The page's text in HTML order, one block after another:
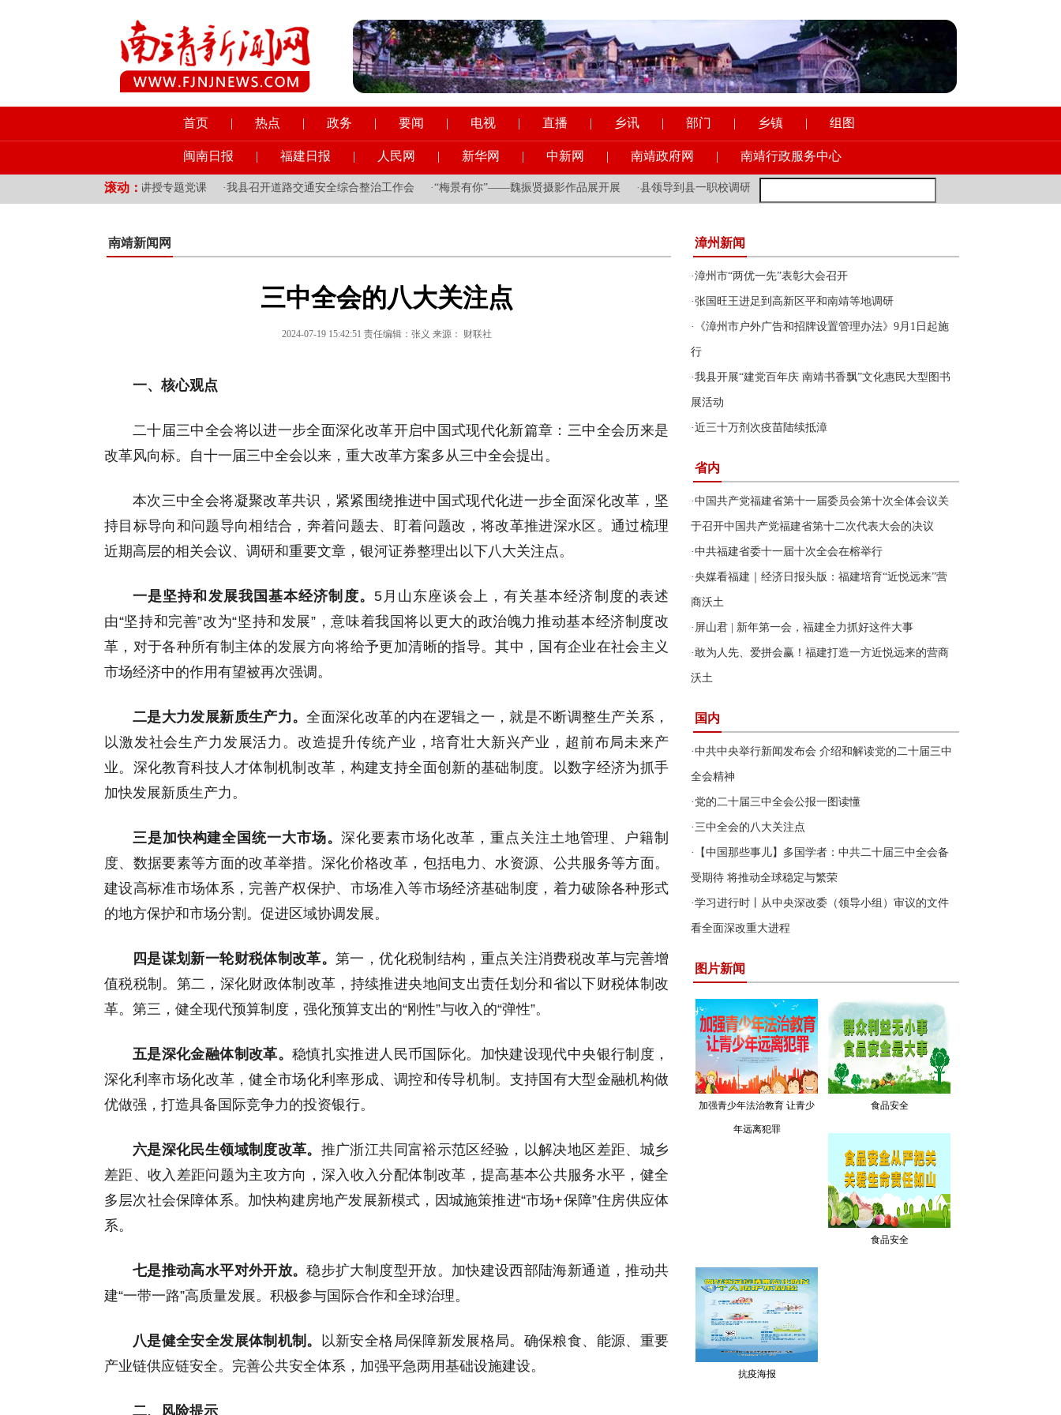
首页 | 热点 | 政务 | 要闻 | 电视 | 直播 | 乡讯 | 部门 | 乡镇 | 组图
闽南日报 | 福建日报 | 人民网 | 新华网 | 中新网 | 南靖政府网 | 南靖行政服务中心
滚动：
和挂钩乡镇党员干部讲授专题党课 ·我县召开道路交通安全综合整治工作会 ·“梅景有你”——魏振贤摄影作品展开展 ·县领导到县一职校调研意识形态工作
南靖新闻网
三中全会的八大关注点
2024-07-19 15:42:51 责任编辑：张义 来源： 财联社
一、核心观点
二十届三中全会将以进一步全面深化改革开启中国式现代化新篇章：三中全会历来是
改革风向标。自十一届三中全会以来，重大改革方案多从三中全会提出。
本次三中全会将凝聚改革共识，紧紧围绕推进中国式现代化进一步全面深化改革，坚
持目标导向和问题导向相结合，奔着问题去、盯着问题改，将改革推进深水区。通过梳理
近期高层的相关会议、调研和重要文章，银河证券整理出以下八大关注点。
一是坚持和发展我国基本经济制度。 5月山东座谈会上，有关基本经济制度的表述
由“坚持和完善”改为“坚持和发展”，意味着我国将以更大的政治魄力推动基本经济制度改
革，对于各种所有制主体的发展方向将给予更加清晰的指导。其中，国有企业在社会主义
市场经济中的作用有望被再次强调。
二是大力发展新质生产力。全面深化改革的内在逻辑之一，就是不断调整生产关系，
以激发社会生产力发展活力。改造提升传统产业，培育壮大新兴产业，超前布局未来产
业。深化教育科技人才体制机制改革，构建支持全面创新的基础制度。以数字经济为抓手
加快发展新质生产力。
三是加快构建全国统一大市场。深化要素市场化改革，重点关注土地管理、户籍制
度、数据要素等方面的改革举措。深化价格改革，包括电力、水资源、公共服务等方面。
建设高标准市场体系，完善产权保护、市场准入等市场经济基础制度，着力破除各种形式
的地方保护和市场分割。促进区域协调发展。
四是谋划新一轮财税体制改革。第一，优化税制结构，重点关注消费税改革与完善增
值税税制。第二，深化财政体制改革，持续推进央地间支出责任划分和省以下财税体制改
革。第三，健全现代预算制度，强化预算支出的“刚性”与收入的“弹性”。
五是深化金融体制改革。 稳慎扎实推进人民币国际化。加快建设现代中央银行制度，
深化利率市场化改革，健全市场化利率形成、调控和传导机制。支持国有大型金融机构做
优做强，打造具备国际竞争力的投资银行。
六是深化民生领域制度改革。 推广浙江共同富裕示范区经验，以解决地区差距、城乡
差距、收入差距问题为主攻方向，深入收入分配体制改革，提高基本公共服务水平，健全
多层次社会保障体系。加快构建房地产发展新模式，因城施策推进“市场+保障”住房供应体
系。
七是推动高水平对外开放。稳步扩大制度型开放。加快建设西部陆海新通道，推动共
建“一带一路”高质量发展。积极参与国际合作和全球治理。
八是健全安全发展体制机制。 以新安全格局保障新发展格局。确保粮食、能源、重要
产业链供应链安全。完善公共安全体系，加强平急两用基础设施建设。
二、风险提示
漳州新闻
·漳州市“两优一先”表彰大会召开
·张国旺王进足到高新区平和南靖等地调研
· 《漳州市户外广告和招牌设置管理办法》9月1日起施
行
·我县开展“建党百年庆 南靖书香飘”文化惠民大型图书
展活动
·近三十万剂次疫苗陆续抵漳
省内
·中国共产党福建省第十一届委员会第十次全体会议关
于召开中国共产党福建省第十二次代表大会的决议
·中共福建省委十一届十次全会在榕举行
·央媒看福建｜经济日报头版：福建培育“近悦远来”营
商沃土
· 屏山君 | 新年第一会，福建全力抓好这件大事
·敢为人先、爱拼会赢！福建打造一方近悦远来的营商
沃土
国内
·中共中央举行新闻发布会 介绍和解读党的二十届三中
全会精神
· 党的二十届三中全会公报一图读懂
·三中全会的八大关注点
· 【中国那些事儿】多国学者：中共二十届三中全会备
受期待 将推动全球稳定与繁荣
·学习进行时丨从中央深改委（领导小组）审议的文件
看全面深改重大进程
图片新闻
加强青少年法治教育 让青少
年远离犯罪
食品安全
食品安全
抗疫海报